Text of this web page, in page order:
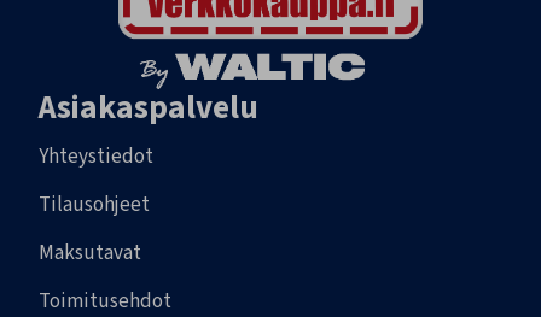
Asiakaspalvelu
Yhteystiedot
Tilausohjeet
Maksutavat
Toimitusehdot